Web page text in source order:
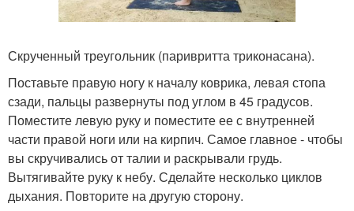
Скрученный треугольник (паривритта триконасана).
Поставьте правую ногу к началу коврика, левая стопа
сзади, пальцы развернуты под углом в 45 градусов.
Поместите левую руку и поместите ее с внутренней
части правой ноги или на кирпич. Самое главное - чтобы
вы скручивались от талии и раскрывали грудь.
Вытягивайте руку к небу. Сделайте несколько циклов
дыхания. Повторите на другую сторону.